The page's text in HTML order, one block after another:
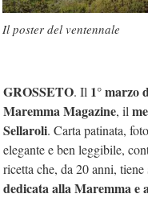
Il poster del ventennale
GROSSETO. Il 1° marzo
Maremma Magazine, il
Sellaroli. Carta patinata,
elegante e ben leggibile,
ricetta che, da 20 anni, tiene
dedicata alla Maremma e